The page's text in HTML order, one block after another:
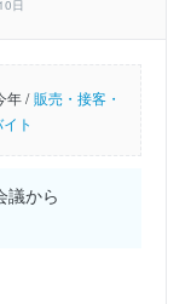
日
年 / 販売・接客・
ト
議から